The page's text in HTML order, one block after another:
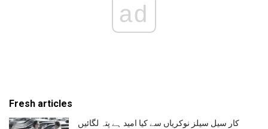
ad
Fresh articles
کار سیل سیلز نوکریاں سے کیا امید ہے پتہ لگائیں